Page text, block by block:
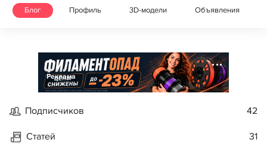
Блог Профиль 3D-модели Объявления
Реклама
Подписчиков 42
Статей 31